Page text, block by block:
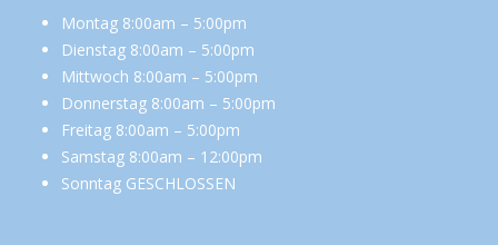
Montag 8:00am – 5:00pm
Dienstag 8:00am – 5:00pm
Mittwoch 8:00am – 5:00pm
Donnerstag 8:00am – 5:00pm
Freitag 8:00am – 5:00pm
Samstag 8:00am – 12:00pm
Sonntag GESCHLOSSEN